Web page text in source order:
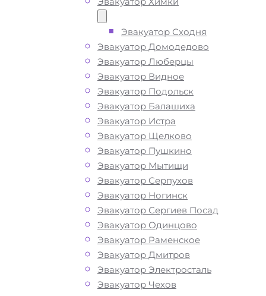
Эвакуатор Сходня
Эвакуатор Домодедово
Эвакуатор Люберцы
Эвакуатор Видное
Эвакуатор Подольск
Эвакуатор Балашиха
Эвакуатор Истра
Эвакуатор Щелково
Эвакуатор Пушкино
Эвакуатор Мытищи
Эвакуатор Серпухов
Эвакуатор Ногинск
Эвакуатор Сергиев Посад
Эвакуатор Одинцово
Эвакуатор Раменское
Эвакуатор Дмитров
Эвакуатор Электросталь
Эвакуатор Чехов
готовы оказать помощь на дороге в
ситуации и гарантируем низкие
высокое качество наших услуг.
ТЕЛЕФОН WHATSAPP